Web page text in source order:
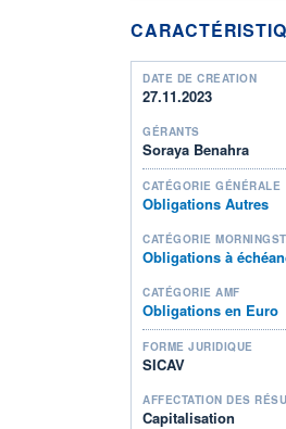
DATE DE CRÉATION
27.11.2023
GÉRANTS
Soraya Benahra
CATÉGORIE GÉNÉRALE
Obligations Autres
CATÉGORIE
Obligations à
CATÉGORIE AMF
Obligations en Euro
FORME JURIDIQUE
SICAV
AFFECTATION DES
Capitalisation